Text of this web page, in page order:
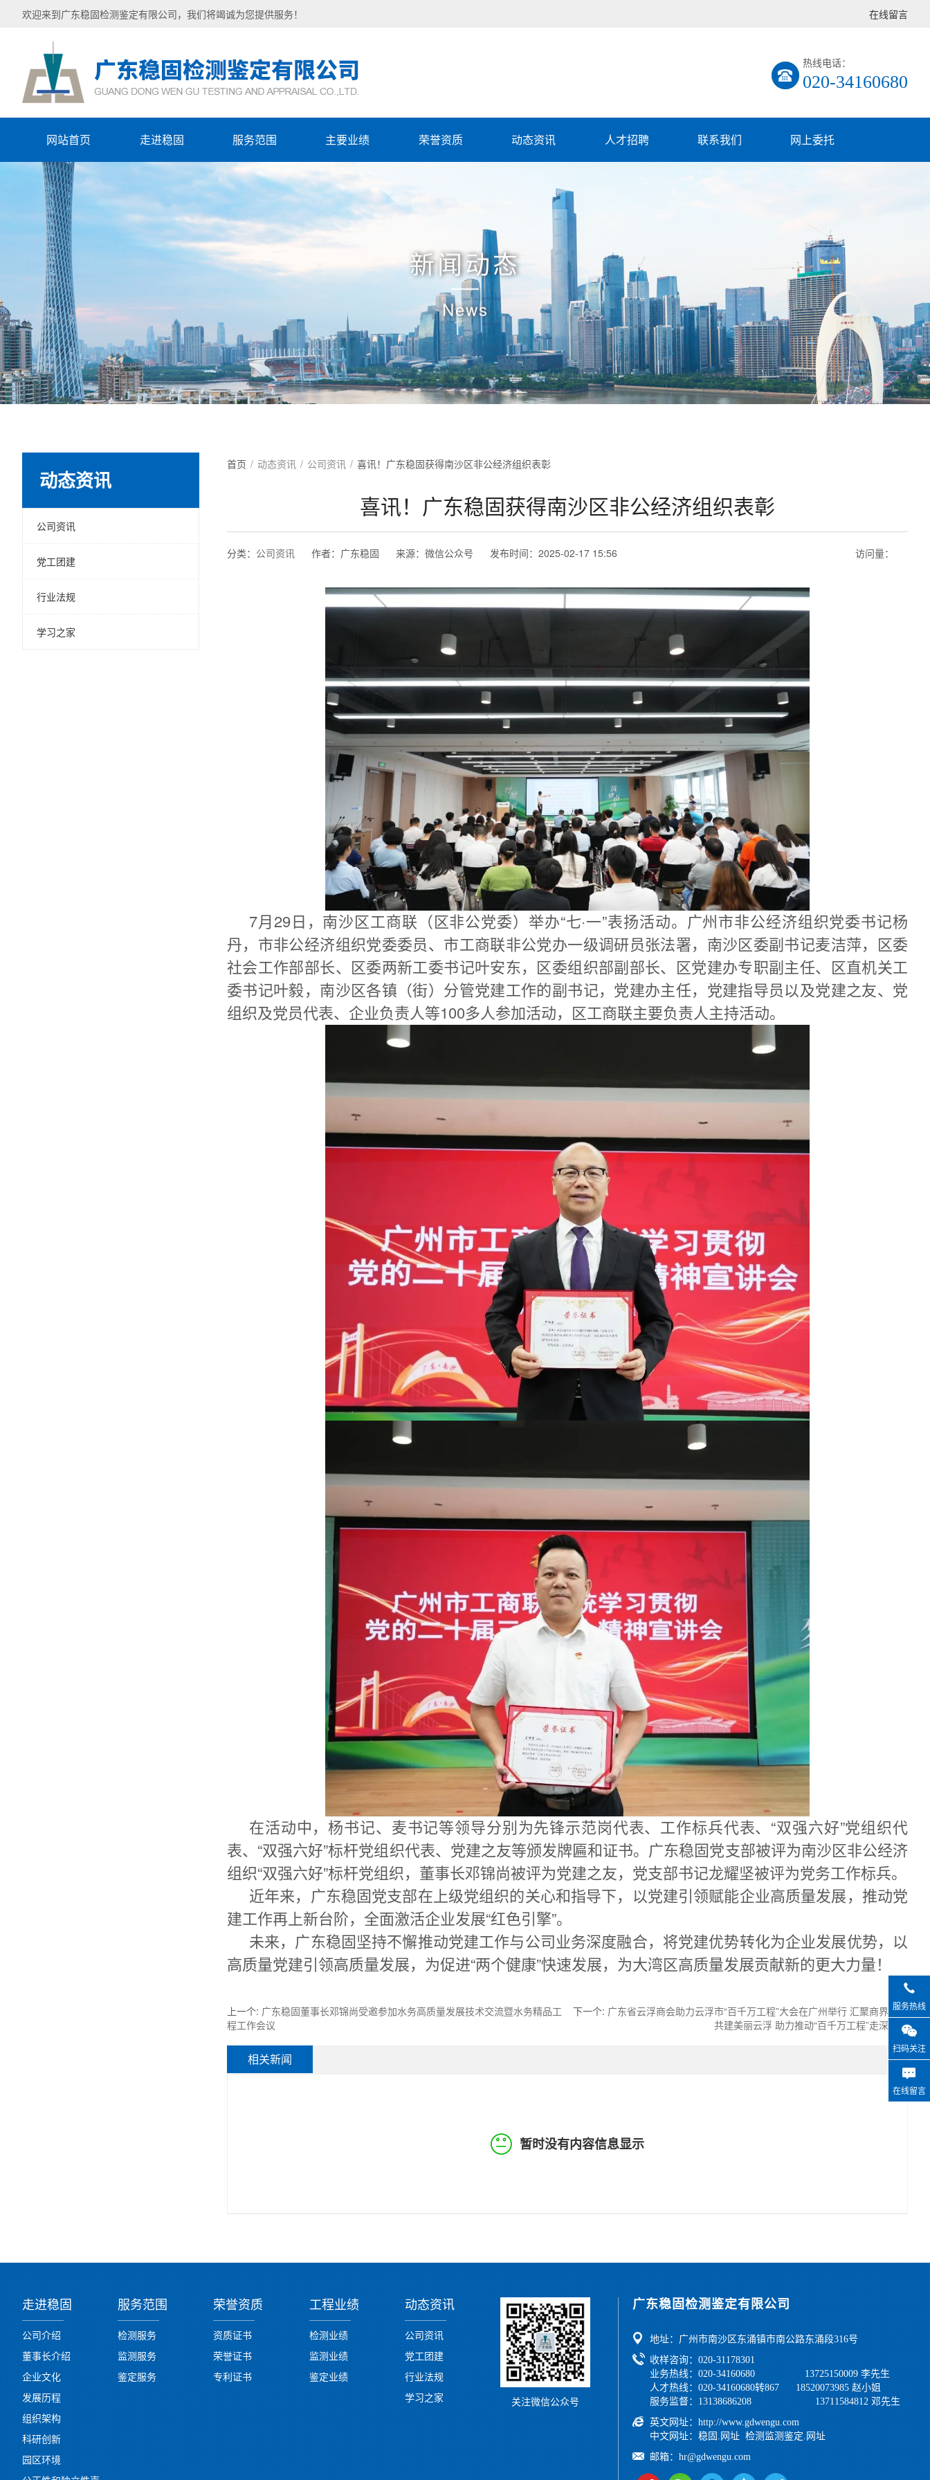
欢迎来到广东稳固检测鉴定有限公司，我们将竭诚为您提供服务！ 在线留言
热线电话：
020-34160680
网站首页 走进稳固 服务范围 主要业绩 荣誉资质 动态资讯 人才招聘 联系我们 网上委托
新闻动态
News
动态资讯
公司资讯
党工团建
行业法规
学习之家
首页 / 动态资讯 / 公司资讯 / 喜讯！广东稳固获得南沙区非公经济组织表彰
喜讯！广东稳固获得南沙区非公经济组织表彰
分类： 公司资讯 作者： 广东稳固 来源： 微信公众号 发布时间： 2025-02-17 15:56 访问量：
7月29日，南沙区工商联（区非公党委）举办“七·一”表扬活动。广州市非公经济组织党委书记杨
丹，市非公经济组织党委委员、市工商联非公党办一级调研员张法署，南沙区委副书记麦洁萍，区委
社会工作部部长、区委两新工委书记叶安东，区委组织部副部长、区党建办专职副主任、区直机关工
委书记叶毅，南沙区各镇（街）分管党建工作的副书记，党建办主任，党建指导员以及党建之友、党
组织及党员代表、企业负责人等100多人参加活动，区工商联主要负责人主持活动。
在活动中，杨书记、麦书记等领导分别为先锋示范岗代表、工作标兵代表、“双强六好”党组织代
表、“双强六好”标杆党组织代表、党建之友等颁发牌匾和证书。广东稳固党支部被评为南沙区非公经济
组织“双强六好”标杆党组织，董事长邓锦尚被评为党建之友，党支部书记龙耀坚被评为党务工作标兵。
近年来，广东稳固党支部在上级党组织的关心和指导下，以党建引领赋能企业高质量发展，推动党
建工作再上新台阶，全面激活企业发展“红色引擎”。
未来，广东稳固坚持不懈推动党建工作与公司业务深度融合，将党建优势转化为企业发展优势，以
高质量党建引领高质量发展，为促进“两个健康”快速发展，为大湾区高质量发展贡献新的更大力量！
上一个: 广东稳固董事长邓锦尚受邀参加水务高质量发展技术交流暨水务精品工
程工作会议
下一个: 广东省云浮商会助力云浮市“百千万工程”大会在广州举行 汇聚商界力量
共建美丽云浮 助力推动“百千万工程”走深走实
相关新闻
暂时没有内容信息显示
服务热线
扫码关注
在线留言
走进稳固
公司介绍
董事长介绍
企业文化
发展历程
组织架构
科研创新
园区环境
服务范围
检测服务
监测服务
鉴定服务
荣誉资质
资质证书
荣誉证书
专利证书
工程业绩
检测业绩
监测业绩
鉴定业绩
动态资讯
公司资讯
党工团建
行业法规
学习之家
广东稳固检测鉴定有限公司
地址：广州市南沙区东涌镇市南公路东涌段316号
收样咨询：020-31178301
业务热线：020-34160680 13725150009 李先生
人才热线：020-34160680转867 18520073985 赵小姐
服务监督：13138686208 13711584812 邓先生
英文网址：http://www.gdwengu.com
中文网址：稳固.网址 检测监测鉴定.网址
邮箱：hr@gdwengu.com
关注微信公众号